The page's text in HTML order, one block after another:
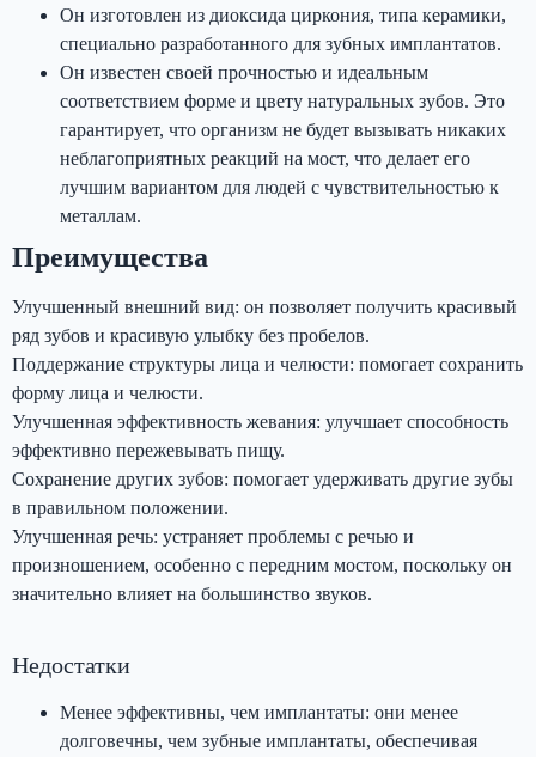
Он изготовлен из диоксида циркония, типа керамики,
специально разработанного для зубных имплантатов.
Он известен своей прочностью и идеальным
соответствием форме и цвету натуральных зубов. Это
гарантирует, что организм не будет вызывать никаких
неблагоприятных реакций на мост, что делает его
лучшим вариантом для людей с чувствительностью к
металлам.
Преимущества
Улучшенный внешний вид: он позволяет получить красивый
ряд зубов и красивую улыбку без пробелов.
Поддержание структуры лица и челюсти: помогает сохранить
форму лица и челюсти.
Улучшенная эффективность жевания: улучшает способность
эффективно пережевывать пищу.
Сохранение других зубов: помогает удерживать другие зубы
в правильном положении.
Улучшенная речь: устраняет проблемы с речью и
произношением, особенно с передним мостом, поскольку он
значительно влияет на большинство звуков.
Недостатки
Менее эффективны, чем имплантаты: они менее
долговечны, чем зубные имплантаты, обеспечивая